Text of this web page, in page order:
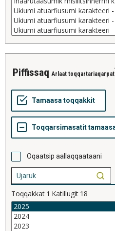
piffissaq Arlaat toqqartariaqarpat
Oqaatsip aallaqqaataani
Toqqakkat 1 Katillugit 18